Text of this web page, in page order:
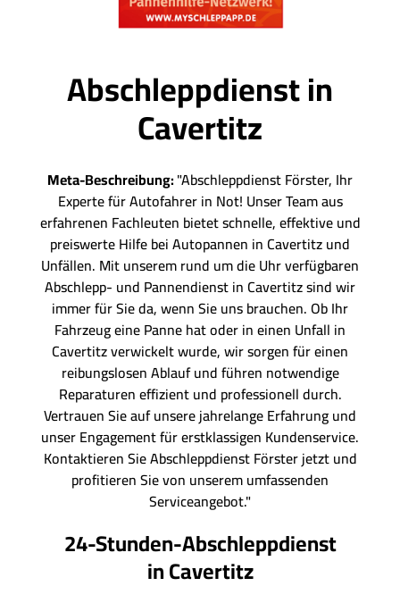
Abschleppdienst in
Cavertitz
Meta-Beschreibung:"Abschleppdienst Förster, Ihr
Experte für Autofahrer in Not! Unser Team aus
erfahrenen Fachleuten bietet schnelle, effektive und
preiswerte Hilfe bei Autopannen in Cavertitz und
Unfällen. Mit unserem rund um die Uhr verfügbaren
Abschlepp- und Pannendienst in Cavertitz sind wir
immer für Sie da, wenn Sie uns brauchen. Ob Ihr
Fahrzeug eine Panne hat oder in einen Unfall in
Cavertitz verwickelt wurde, wir sorgen für einen
reibungslosen Ablauf und führen notwendige
Reparaturen effizient und professionell durch.
Vertrauen Sie auf unsere jahrelange Erfahrung und
unser Engagement für erstklassigen Kundenservice.
Kontaktieren Sie Abschleppdienst Förster jetzt und
profitieren Sie von unserem umfassenden
Serviceangebot."
24-Stunden-Abschleppdienst
in Cavertitz